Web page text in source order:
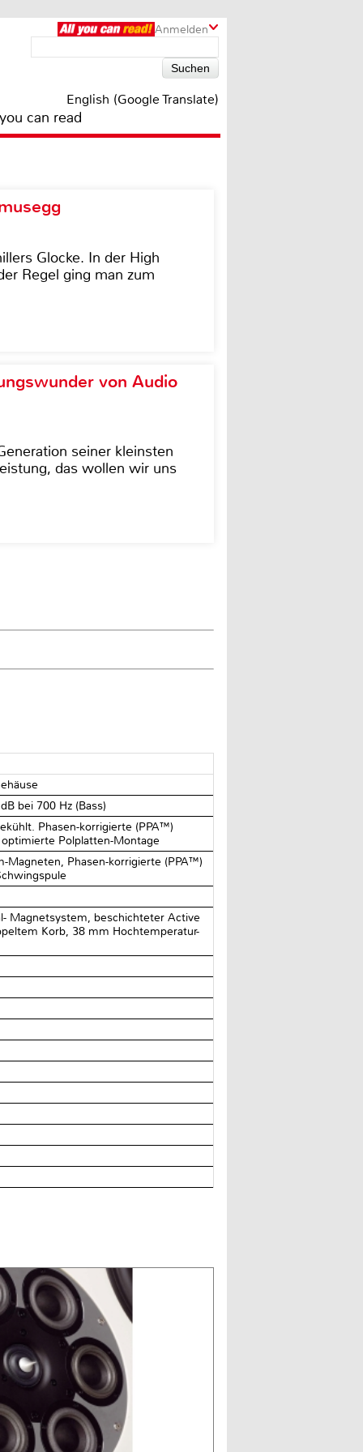
Anmelden
English (Google Translate)
can read
Glocke. In der High
Regel ging man zum
von Audio
seiner kleinsten
das wollen wir uns
bei 700 Hz (Bass)
Phasen-korrigierte (PPA™)
Polplatten-Montage
Magneten, Phasen-korrigierte (PPA™)
Magnetsystem, beschichteter Active
Korb, 38 mm Hochtemperatur-